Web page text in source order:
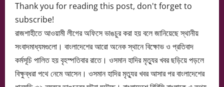
Thank you for reading this post, don't forget to
subscribe!
রাজশাহীতে আওয়ামী লীগের অফিসে ভাঙচুর করা হয় বলে জানিয়েছে স্থানীয়
সংবাদমাধ্যমগুলো। বাংলাদেশের আরো অনেক স্থানে বিক্ষোভ ও প্রতিবাদ
কর্মসূচি পালিত হয় বৃহস্পতিবার রাতে। ওসমান হাদির মৃত্যুর খবর ছড়িয়ে পড়লে
বিক্ষুব্ধরা পথে নেমে আসেন। ওসমান হাদির মৃত্যুর খবর আসার পর বাংলাদেশের